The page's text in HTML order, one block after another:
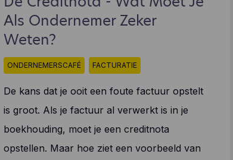
Als Ondernemer Zeker
Weten?
ONDERNEMERSCAFÉ FACTURATIE
De kans dat je ooit een foute factuur opstelt
is groot. Als je factuur al verwerkt is in je
boekhouding, moet je een creditnota
opstellen. Maar hoe ziet een voorbeeld van
gebruiker.